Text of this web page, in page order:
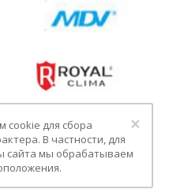
×
cookie для сбора
В частности, для
сайта мы обрабатываем